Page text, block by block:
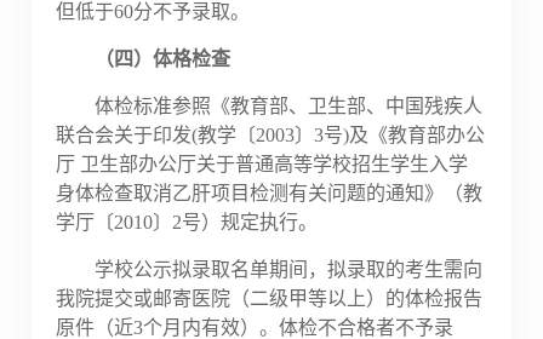
但低于60分不予录取。
（四）体格检查
体检标准参照 《教育部、卫生部、中国残疾人
联合会关于印发(教学〔2003〕3号)及《教育部办公
厅 卫生部办公厅关于普通高等学校招生学生入学
身体检查取消乙肝项目检测有关问题的通知》（教
学厅〔2010〕2号）规定执行。
学校公示拟录取名单期间，拟录取的考生需向
我院提交或邮寄医院（二级甲等以上）的体检报告
原件（近3个月内有效）。体检不合格者不予录